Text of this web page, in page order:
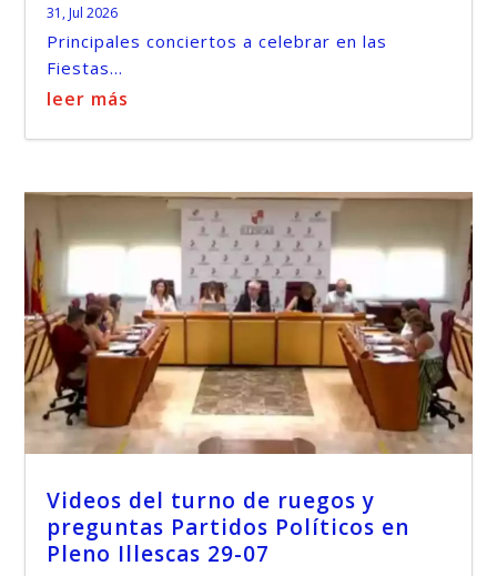
31, Jul 2026
Principales conciertos a celebrar en las
Fiestas...
leer más
Videos del turno de ruegos y
preguntas Partidos Políticos en
Pleno Illescas 29-07